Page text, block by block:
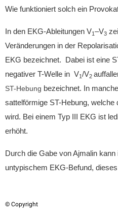
Wie funktioniert solch ein
In den EKG-Ableitungen V1–V3
Veränderungen in der
EKG bezeichnet. Dabei ist eine
negativer T-Welle in V1/V2
ST-Hebung bezeichnet. In
sattelförmige ST-Hebung,
wird. Bei einem Typ III EKG ist
erhöht.
Durch die Gabe von Ajmalin
untypischem EKG-Befund,
© Copyright